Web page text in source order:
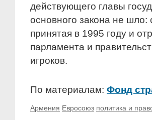
действующего главы
основного закона не
принятая в 1995 году и
парламента и
игроков.
По материалам: Фонд
Армения Евросоюз политика и